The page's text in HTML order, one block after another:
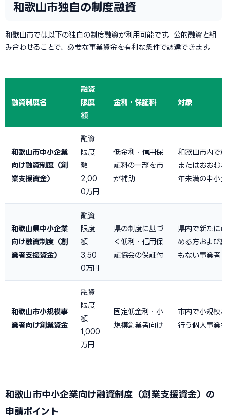
和歌山市独自の制度融資
和歌山市では以下の独自の制度融資が利用可能です。公的融資と組
み合わせることで、必要な事業資金を有利な条件で調達できます。
融資制度名
融資
限度
額
金利・保証料 対象
和歌山市中小企業
向け融資制度（創
業支援資金）
融資
限度
額
2,00
0万円
低金利・信用保
証料の一部を市
が補助
和歌山市内で
またはおおむ
年未満の中小
和歌山県中小企業
向け融資制度（創
業者支援資金）
融資
限度
額
3,50
0万円
県の制度に基づ
く低利・信用保
証協会の保証付
県内で新たに
める方および
もない事業者
和歌山市小規模事
業者向け創業資金
融資
限度
額
1,000
万円
固定低金利・小
規模創業者向け
市内で小規模
行う個人事業
和歌山市中小企業向け融資制度（創業支援資金）の
申請ポイント